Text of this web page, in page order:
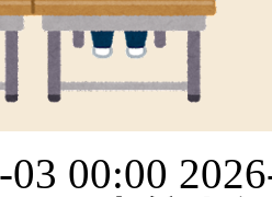
00:00